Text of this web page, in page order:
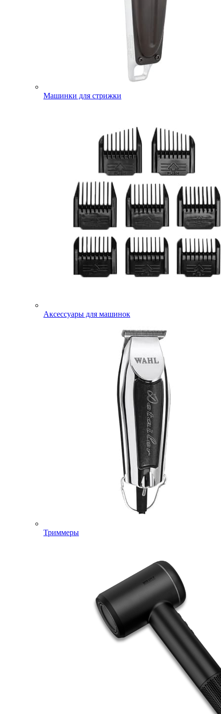
Машинки для стрижки
Аксессуары для машинок
Триммеры